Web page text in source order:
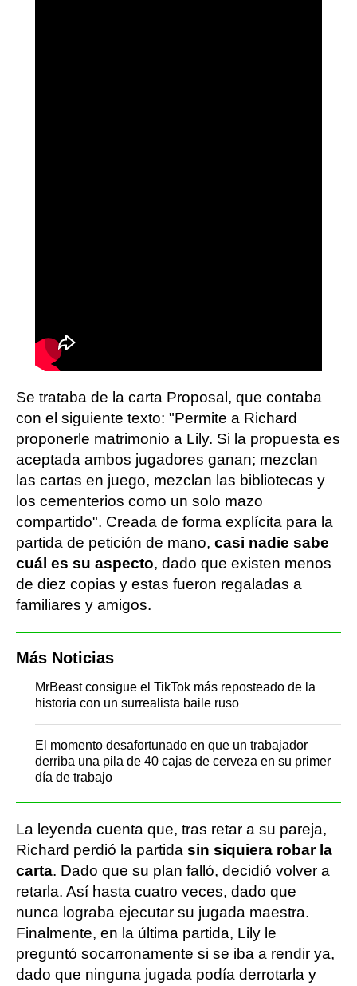
Se trataba de la carta Proposal, que contaba
con el siguiente texto: "Permite a Richard
proponerle matrimonio a Lily. Si la propuesta es
aceptada ambos jugadores ganan; mezclan
las cartas en juego, mezclan las bibliotecas y
los cementerios como un solo mazo
compartido". Creada de forma explícita para la
partida de petición de mano, casi nadie sabe
cuál es su aspecto, dado que existen menos
de diez copias y estas fueron regaladas a
familiares y amigos.
Más Noticias
MrBeast consigue el TikTok más reposteado de la
historia con un surrealista baile ruso
El momento desafortunado en que un trabajador
derriba una pila de 40 cajas de cerveza en su primer
día de trabajo
La leyenda cuenta que, tras retar a su pareja,
Richard perdió la partida sin siquiera robar la
carta. Dado que su plan falló, decidió volver a
retarla. Así hasta cuatro veces, dado que
nunca lograba ejecutar su jugada maestra.
Finalmente, en la última partida, Lily le
preguntó socarronamente si se iba a rendir ya,
dado que ninguna jugada podía derrotarla y